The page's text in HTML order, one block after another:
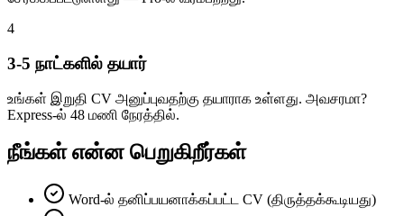
4
3-5 நாட்களில் தயார்
உங்கள் இறுதி CV அனுப்புவதற்கு தயாராக உள்ளது. அவசரமா?
Express-ல் 48 மணி நேரத்தில்.
நீங்கள் என்ன பெறுகிறீர்கள்
Word-ல் தனிப்பயனாக்கப்பட்ட CV (திருத்தக்கூடியது)